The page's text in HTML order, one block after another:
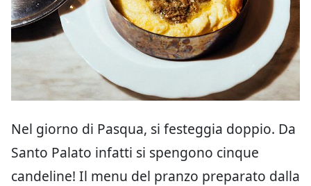
Nel giorno di Pasqua, si festeggia doppio. Da
Santo Palato infatti si spengono cinque
candeline! Il menu del pranzo preparato dalla